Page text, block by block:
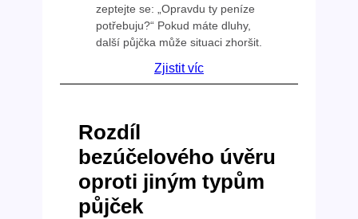
zeptejte se: „Opravdu ty peníze
potřebuju?“ Pokud máte dluhy,
další půjčka může situaci zhoršit.
Zjistit víc
Rozdíl
bezúčelového úvěru
oproti jiným typům
půjček